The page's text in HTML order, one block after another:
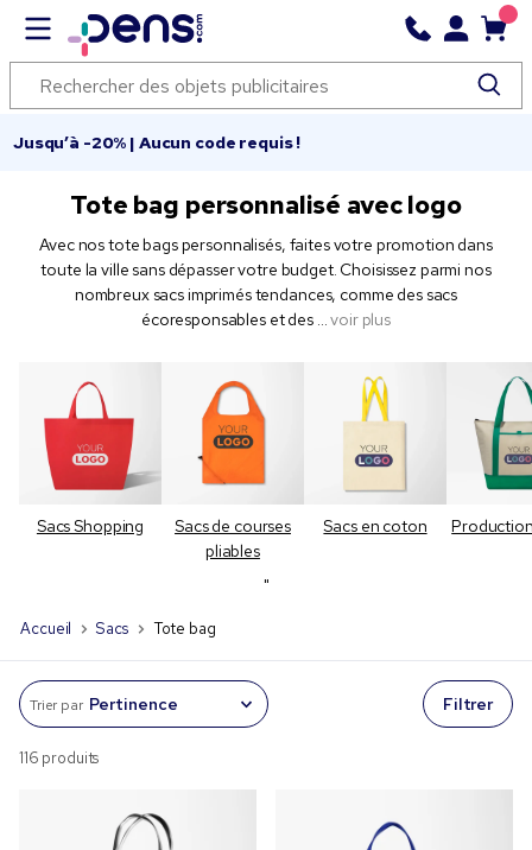
Jusqu’à -20% | Aucun code requis !
Tote bag personnalisé avec logo
Avec nos tote bags personnalisés, faites votre promotion dans
toute la ville sans dépasser votre budget. Choisissez parmi nos
nombreux sacs imprimés tendances, comme des sacs
écoresponsables et des ...voir plus
Sacs Shopping
Sacs de courses
pliables
Sacs en coton
"
Accueil Sacs Tote bag
Trier par Filtrer
116 produits